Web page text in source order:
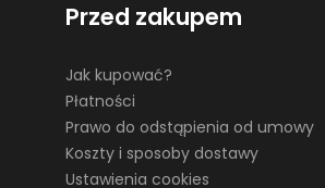
Przed zakupem
Jak kupować?
Płatności
Prawo do odstąpienia od umowy
Koszty i sposoby dostawy
Ustawienia cookies